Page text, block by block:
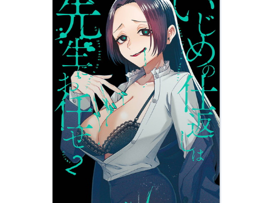
会社情報 採用情報
スクウェア・エニックス サイト内検索